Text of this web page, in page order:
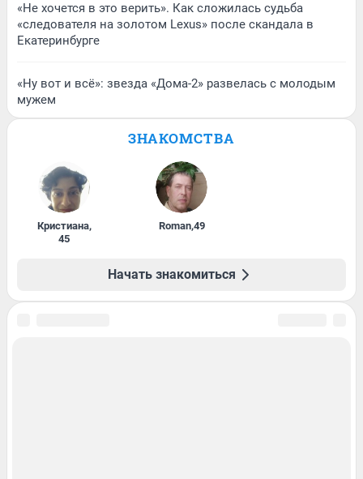
«Не хочется в это верить». Как сложилась судьба
«следователя на золотом Lexus» после скандала в
Екатеринбурге
«Ну вот и всё»: звезда «Дома-2» развелась с молодым
мужем
ЗНАКОМСТВА
Кристиана,
45
Roman,49
Начать знакомиться